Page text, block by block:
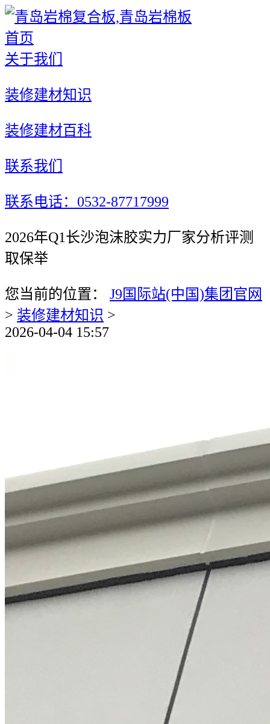
首页
关于我们
装修建材知识
装修建材百科
联系我们
联系电话：0532-87717999
2026年Q1长沙泡沫胶实力厂家分析评测
取保举
您当前的位置： J9国际站(中国)集团官网
> 装修建材知识 >
2026-04-04 15:57